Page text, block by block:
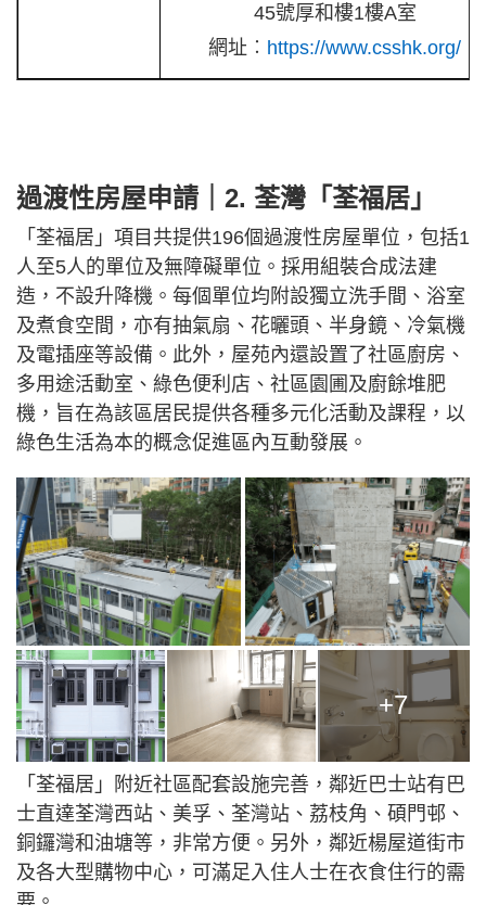
45號厚和樓1樓A室
網址︰ https://www.csshk.org/
過渡性房屋申請｜2. 荃灣「荃福居」
「荃福居」項目共提供196個過渡性房屋單位，包括1
人至5人的單位及無障礙單位。採用組裝合成法建
造，不設升降機。每個單位均附設獨立洗手間、浴室
及煮食空間，亦有抽氣扇、花曬頭、半身鏡、冷氣機
及電插座等設備。此外，屋苑內還設置了社區廚房、
多用途活動室、綠色便利店、社區園圃及廚餘堆肥
機，旨在為該區居民提供各種多元化活動及課程，以
綠色生活為本的概念促進區內互動發展。
+7
「荃福居」附近社區配套設施完善，鄰近巴士站有巴
士直達荃灣西站、美孚、荃灣站、荔枝角、碩門邨、
銅鑼灣和油塘等，非常方便。另外，鄰近楊屋道街市
及各大型購物中心，可滿足入住人士在衣食住行的需